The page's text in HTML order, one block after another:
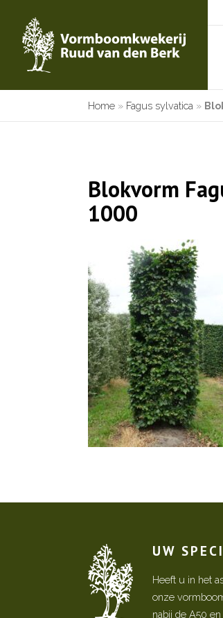
Home » Fagus sylvatica »
Blokvorm
1000
UW
Heeft u in het
onze
nabij de A50